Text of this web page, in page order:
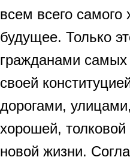
всем всего
будущее. Только
гражданами самых
своей
дорогами,
хорошей, толковой
новой жизни.